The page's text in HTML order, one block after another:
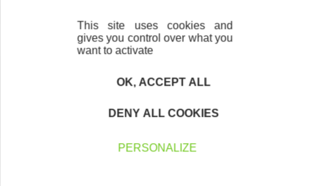
Trouvez à qui vous adresser
Créateurs, repreneurs, vos interlocuteurs en
This site uses cookies and
gives you control over what you
want to activate
OK, ACCEPT ALL
DENY ALL COOKIES
PERSONALIZE